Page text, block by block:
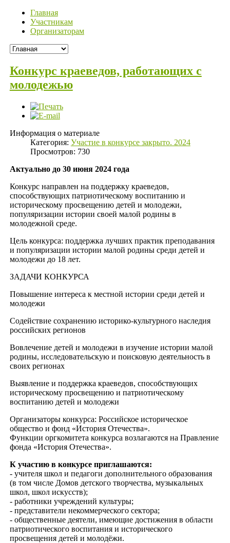
Главная
Участникам
Организаторам
Конкурс краеведов, работающих с
молодежью
Информация о материале
Категория: Участие в конкурсе закрыто. 2024
Просмотров: 730
Актуально до 30 июня 2024 года
Конкурс направлен на поддержку краеведов,
способствующих патриотическому воспитанию и
историческому просвещению детей и молодежи,
популяризации истории своей малой родины в
молодежной среде.
Цель конкурса: поддержка лучших практик преподавания
и популяризации истории малой родины среди детей и
молодежи до 18 лет.
ЗАДАЧИ КОНКУРСА
Повышение интереса к местной истории среди детей и
молодежи
Содействие сохранению историко-культурного наследия
российских регионов
Вовлечение детей и молодежи в изучение истории малой
родины, исследовательскую и поисковую деятельность в
своих регионах
Выявление и поддержка краеведов, способствующих
историческому просвещению и патриотическому
воспитанию детей и молодежи
Организаторы конкурса: Российское историческое
общество и фонд «История Отечества».
Функции оргкомитета конкурса возлагаются на Правление
фонда «История Отечества».
К участию в конкурсе приглашаются:
- учителя школ и педагоги дополнительного образования
(в том числе Домов детского творчества, музыкальных
школ, школ искусств);
- работники учреждений культуры;
- представители некоммерческого сектора;
- общественные деятели, имеющие достижения в области
патриотического воспитания и исторического
просвещения детей и молодёжи.